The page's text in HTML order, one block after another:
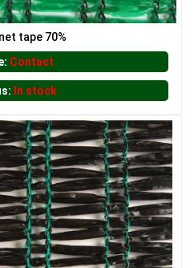
NẮNG
tape 70%
Contact
In stock